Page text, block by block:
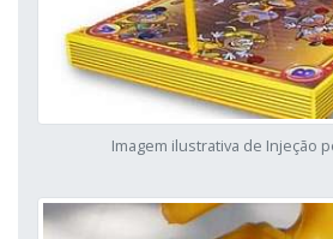
Imagem ilustrativa de Injeção